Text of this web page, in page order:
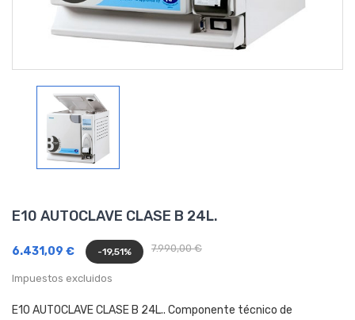
E10 AUTOCLAVE CLASE B 24L.
7.990,00 €
6.431,09 € -19,51%
Impuestos excluidos
E10 AUTOCLAVE CLASE B 24L.. Componente técnico de